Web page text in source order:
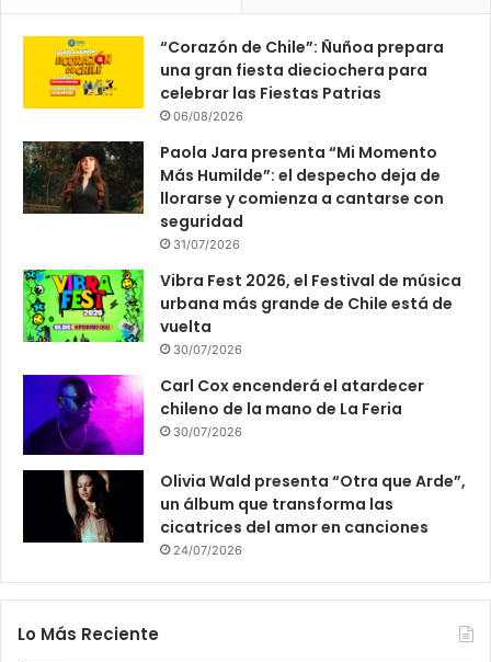
“Corazón de Chile”: Ñuñoa prepara
una gran fiesta dieciochera para
celebrar las Fiestas Patrias
06/08/2026
Paola Jara presenta “Mi Momento
Más Humilde”: el despecho deja de
llorarse y comienza a cantarse con
seguridad
31/07/2026
Vibra Fest 2026, el Festival de música
urbana más grande de Chile está de
vuelta
30/07/2026
Carl Cox encenderá el atardecer
chileno de la mano de La Feria
30/07/2026
Olivia Wald presenta “Otra que Arde”,
un álbum que transforma las
cicatrices del amor en canciones
24/07/2026
Lo Más Reciente